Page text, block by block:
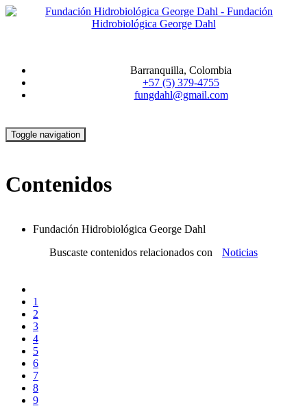
Barranquilla, Colombia
+57 (5) 379-4755
fungdahl@gmail.com
Toggle navigation
Contenidos
Fundación Hidrobiológica George Dahl
Buscaste contenidos relacionados con
Noticias
1
2
3
4
5
6
7
8
9